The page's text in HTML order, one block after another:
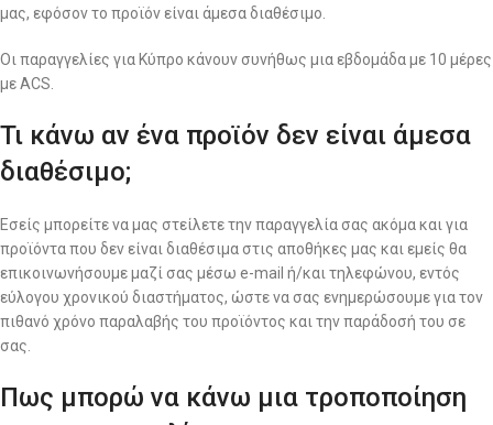
μας, εφόσον το προϊόν είναι άμεσα διαθέσιμο.
Οι παραγγελίες για Κύπρο κάνουν συνήθως μια εβδομάδα με 10 μέρες
με ACS.
Τι κάνω αν ένα προϊόν δεν είναι άμεσα
διαθέσιμο;
Εσείς μπορείτε να μας στείλετε την παραγγελία σας ακόμα και για
προϊόντα που δεν είναι διαθέσιμα στις αποθήκες μας και εμείς θα
επικοινωνήσουμε μαζί σας μέσω e-mail ή/και τηλεφώνου, εντός
εύλογου χρονικού διαστήματος, ώστε να σας ενημερώσουμε για τον
πιθανό χρόνο παραλαβής του προϊόντος και την παράδοσή του σε
σας.
Πως μπορώ να κάνω μια τροποποίηση